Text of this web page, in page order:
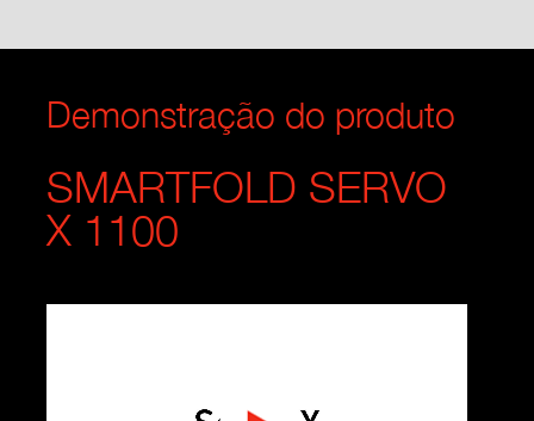
Demonstração do produto
SMARTFOLD SERVO
X 1100